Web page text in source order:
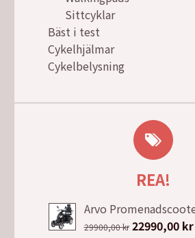
Sittcyklar
Bäst i test
Cykelhjälmar
Cykelbelysning
REA!
Arvo
29900,00kr Det
22990,00 kr